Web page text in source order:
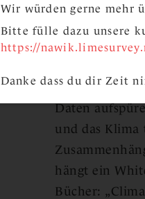
Inzwischen ist
und trocken,
Goswami
leisten will,
Daten
und das Klima
hängt ein
Bücher:
Wir würden gerne mehr
Bitte fülle dazu unsere
https://
Danke dass du dir Zeit